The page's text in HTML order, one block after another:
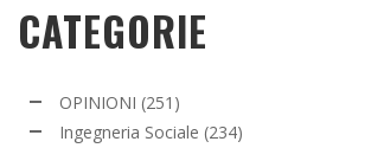
CATEGORIE
OPINIONI (251)
Ingegneria Sociale (234)